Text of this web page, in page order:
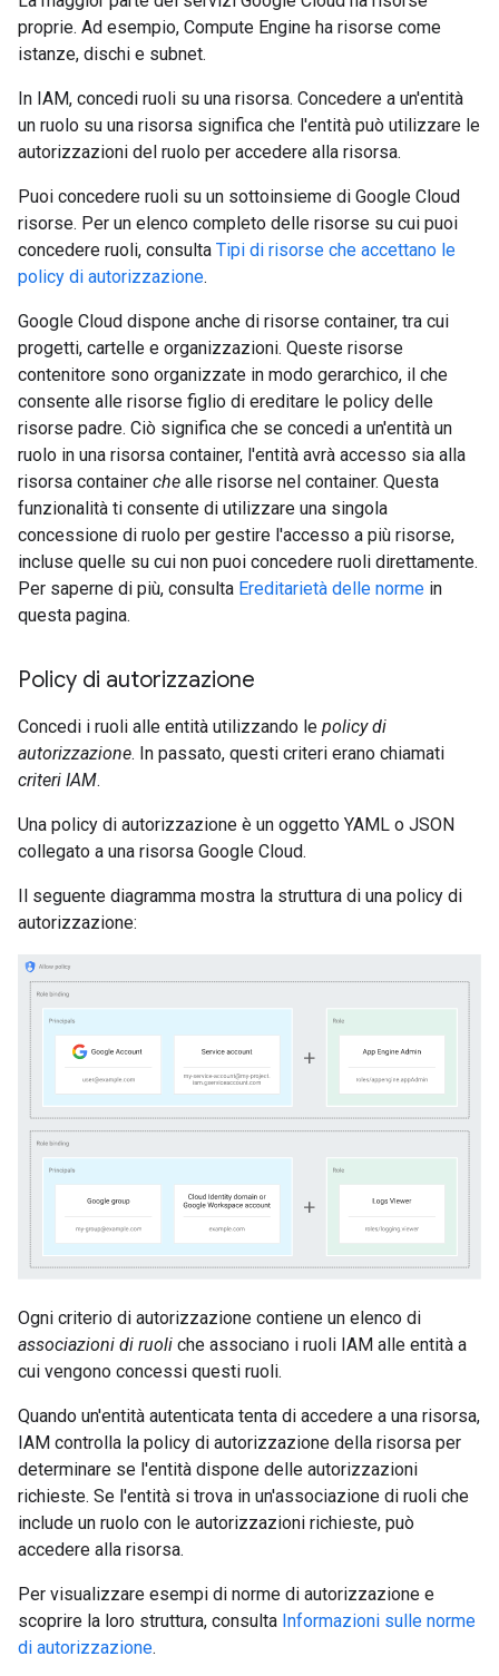
proprie. Ad esempio, Compute Engine ha risorse come
istanze, dischi e subnet.
In IAM, concedi ruoli su una risorsa. Concedere a un'entità
un ruolo su una risorsa significa che l'entità può utilizzare le
autorizzazioni del ruolo per accedere alla risorsa.
Puoi concedere ruoli su un sottoinsieme di Google Cloud
risorse. Per un elenco completo delle risorse su cui puoi
concedere ruoli, consulta Tipi di risorse che accettano le
policy di autorizzazione.
Google Cloud dispone anche di risorse container, tra cui
progetti, cartelle e organizzazioni. Queste risorse
contenitore sono organizzate in modo gerarchico, il che
consente alle risorse figlio di ereditare le policy delle
risorse padre. Ciò significa che se concedi a un'entità un
ruolo in una risorsa container, l'entità avrà accesso sia alla
risorsa container che alle risorse nel container. Questa
funzionalità ti consente di utilizzare una singola
concessione di ruolo per gestire l'accesso a più risorse,
incluse quelle su cui non puoi concedere ruoli direttamente.
Per saperne di più, consulta Ereditarietà delle norme in
questa pagina.
Policy di autorizzazione
Concedi i ruoli alle entità utilizzando le policy di
autorizzazione. In passato, questi criteri erano chiamati
criteri IAM.
Una policy di autorizzazione è un oggetto YAML o JSON
collegato a una risorsa Google Cloud.
Il seguente diagramma mostra la struttura di una policy di
autorizzazione:
Ogni criterio di autorizzazione contiene un elenco di
associazioni di ruoli che associano i ruoli IAM alle entità a
cui vengono concessi questi ruoli.
Quando un'entità autenticata tenta di accedere a una risorsa,
IAM controlla la policy di autorizzazione della risorsa per
determinare se l'entità dispone delle autorizzazioni
richieste. Se l'entità si trova in un'associazione di ruoli che
include un ruolo con le autorizzazioni richieste, può
accedere alla risorsa.
Per visualizzare esempi di norme di autorizzazione e
scoprire la loro struttura, consulta Informazioni sulle norme
di autorizzazione.